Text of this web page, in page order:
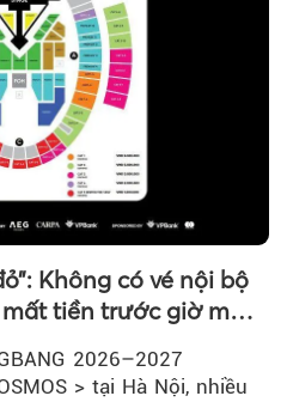
Không có vé nội bộ
tiền trước giờ mở
2026–2027
> tại Hà Nội, nhiều